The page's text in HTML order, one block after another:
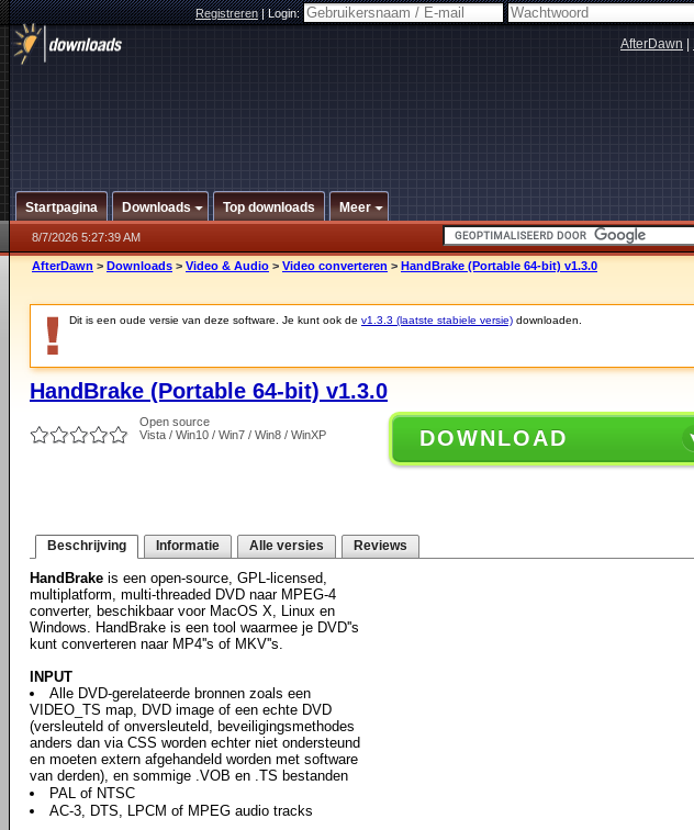
Registreren|Login:
AfterDawn
Startpagina Downloads Top downloads Meer
8/7/2026 5:27:39 AM
AfterDawn > Downloads > Video & Audio > Video converteren > HandBrake (Portable 64-bit) v1.3.0
Dit is een oude versie van deze software. Je kunt ook de v1.3.3 (laatste stabiele versie) downloaden.
HandBrake (Portable 64-bit) v1.3.0
Open source
Vista / Win10 / Win7 / Win8 / WinXP
DOWNLOAD
Beschrijving Informatie Alle versies Reviews
HandBrake is een open-source, GPL-licensed,
multiplatform, multi-threaded DVD naar MPEG-4
converter, beschikbaar voor MacOS X, Linux en
Windows. HandBrake is een tool waarmee je DVD''s
kunt converteren naar MP4''s of MKV''s.
INPUT
Alle DVD-gerelateerde bronnen zoals een
VIDEO_TS map, DVD image of een echte DVD
(versleuteld of onversleuteld, beveiligingsmethodes
anders dan via CSS worden echter niet ondersteund
en moeten extern afgehandeld worden met software
van derden), en sommige .VOB en .TS bestanden
PAL of NTSC
AC-3, DTS, LPCM of MPEG audio tracks